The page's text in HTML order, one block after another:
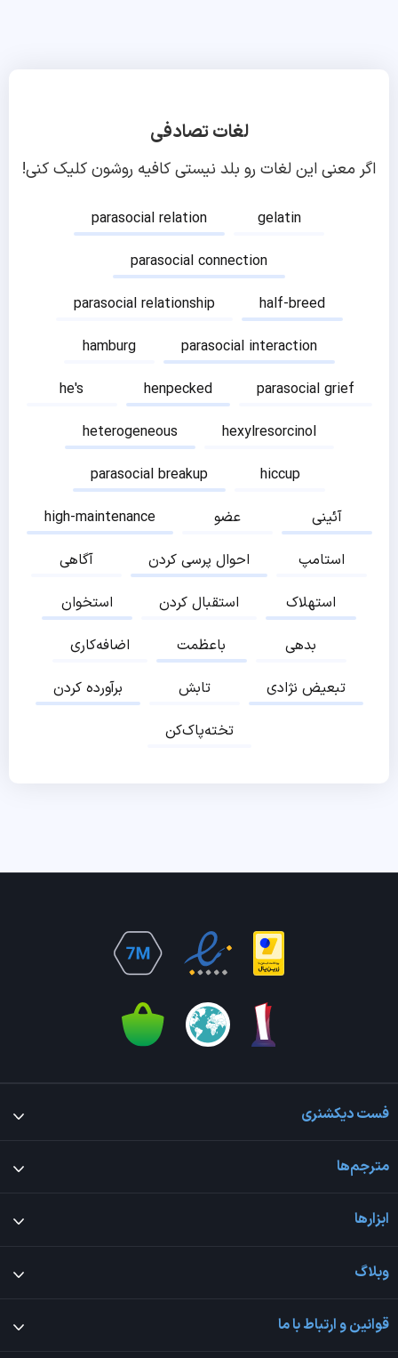
لغات تصادفی
اگر معنی این لغات رو بلد نیستی کافیه روشون کلیک کنی!
parasocial relation
gelatin
parasocial connection
parasocial relationship
half-breed
hamburg
parasocial interaction
he's
henpecked
parasocial grief
heterogeneous
hexylresorcinol
parasocial breakup
hiccup
high-maintenance
عضو
آئینی
آگاهی
احوال پرسی کردن
استامپ
استخوان
استقبال کردن
استهلاک
اضافه‌کاری
باعظمت
بدهی
برآورده کردن
تابش
تبعیض نژادی
تخته‌پاک‌کن
فست دیکشنری
مترجم‌ها
ابزارها
وبلاگ
قوانین و ارتباط با ما